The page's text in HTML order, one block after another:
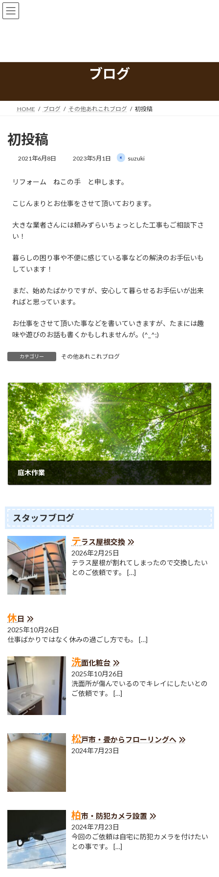
コ
ン
ス
ナ
ビ
ン
ブログ
HOME ブログ その他あれこれブログ 初投稿
初投稿
2021年6月8日
最
新
時
:
2023年5月1日 suzuki
リフォーム ねこの手 と申します。
こじんまりとお仕事をさせて頂いております。
大きな業者さんには頼みずらいちょっとした工事もご相談下さ
い！
暮らしの困り事や不便に感じている事などの解決のお手伝いも
しています！
まだ、始めたばかりですが、安心して暮らせるお手伝いが出来
ればと思っています。
お仕事をさせて頂いた事などを書いていきますが、たまには趣
味や遊びのお話も書くかもしれませんが。(^_^;)
カテゴリー その他あれこれブログ
庭木作業
スタッフブログ
テラス屋根交換
2026年2月25日
テラス屋根が割れてしまったので交換したい
とのご依頼です。[…]
休日
2025年10月26日
仕事ばかりではなく休みの過ごし方でも。 […]
洗面化粧台
2025年10月26日
洗面所が傷んでいるのでキレイにしたいとの
ご依頼です。[…]
松戸市・畳からフローリングへ
2024年7月23日
柏市・防犯カメラ設置
2024年7月23日
今回のご依頼は自宅に防犯カメラを付けたい
との事です。[…]